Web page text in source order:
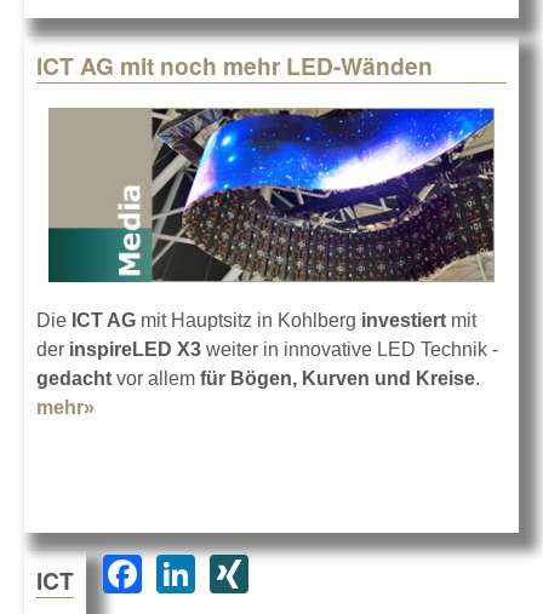
ICT AG mit noch mehr LED-Wänden
Die ICT AG mit Hauptsitz in Kohlberg investiert mit
der inspireLED X3 weiter in innovative LED Technik -
gedacht vor allem für Bögen, Kurven und Kreise.
mehr»
ICT
F
Li XI